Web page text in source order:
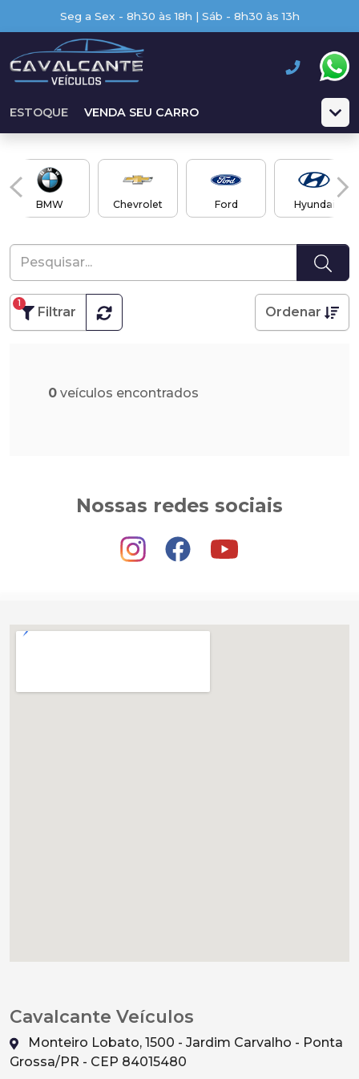
Seg a Sex - 8h30 às 18h | Sáb - 8h30 às 13h
ESTOQUE VENDA SEU CARRO
BMW Chevrolet Ford Hyundai
Filtrar
1
Ordenar
0 veículos encontrados
Nossas redes sociais
Cavalcante Veículos
Monteiro Lobato, 1500 - Jardim Carvalho - Ponta
Grossa/PR - CEP 84015480